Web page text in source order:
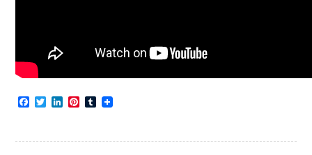
Facebook
TwitterLinkedIn
Pinterest
Tumblr